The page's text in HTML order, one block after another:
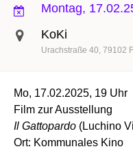
Montag,
KoKi
Urachstraße 40 79102
Mo, 17.02.2025, 19 Uhr
Film zur Ausstellung
Il Gattopardo (Luchino
Ort: Kommunales Kino